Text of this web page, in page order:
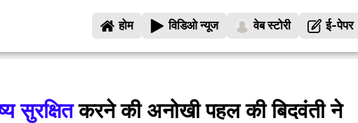
होम विडिओ न्यूज वेब स्टोरी ई-पेपर
सुरक्षितकरने की अनोखी पहल की बिदवंती ने